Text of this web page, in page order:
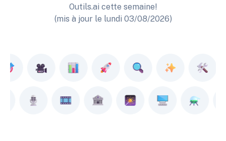
Outils.ai cette semaine!
(mis à jour le lundi 03/08/2026)